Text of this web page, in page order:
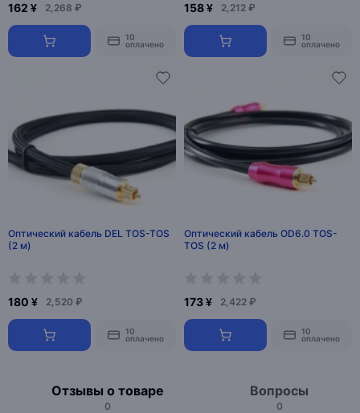
162 ¥ 2,268 ₽
10
оплачено
158 ¥ 2,212 ₽
10
оплачено
Оптический кабель DEL TOS-TOS
(2 м)
180 ¥ 2,520 ₽
10
оплачено
Оптический кабель OD6.0 TOS-
TOS (2 м)
173 ¥ 2,422 ₽
10
оплачено
Отзывы о товаре
0
Вопросы
0